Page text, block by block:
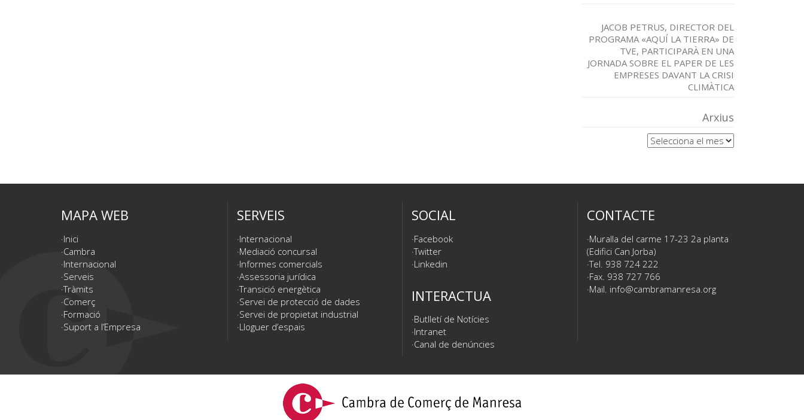
JACOB PETRUS, DIRECTOR DEL
PROGRAMA «AQUÍ LA TIERRA» DE
TVE, PARTICIPARÀ EN UNA
JORNADA SOBRE EL PAPER DE LES
EMPRESES DAVANT LA CRISI
CLIMÀTICA
Arxius
Arxius
MAPA WEB
Inici
Cambra
Internacional
Serveis
Tràmits
Comerç
Formació
Suport a l’Empresa
SERVEIS
Internacional
Mediació concursal
Informes comercials
Assessoria jurídica
Transició energètica
Servei de protecció de dades
Servei de propietat industrial
Lloguer d’espais
SOCIAL
Facebook
Twitter
Linkedin
INTERACTUA
Butlletí de Notícies
Intranet
Canal de denúncies
CONTACTE
Muralla del carme 17-23 2a planta
(Edifici Can Jorba)
Tel. 938 724 222
Fax. 938 727 766
Mail. info@cambramanresa.org